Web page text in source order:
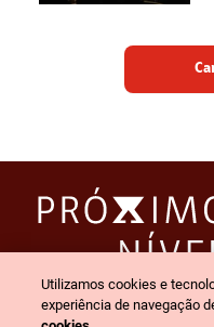
Utilizamos cookies e
experiência de navegação